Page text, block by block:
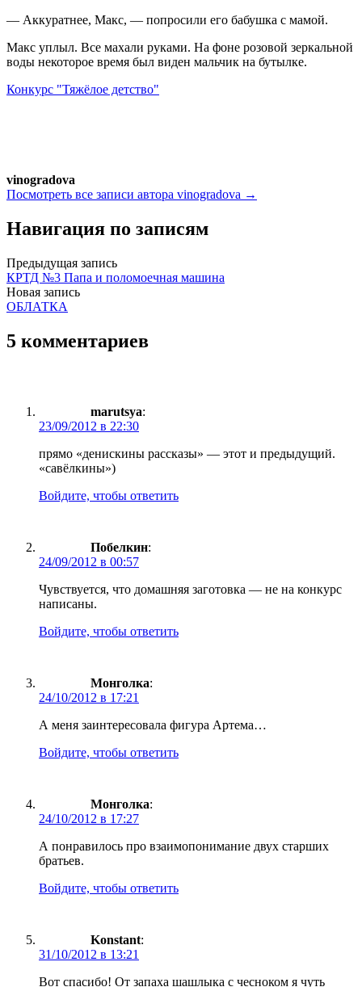
— Аккуратнее, Макс, — попросили его бабушка с мамой.
Макс уплыл. Все махали руками. На фоне розовой зеркальной
воды некоторое время был виден мальчик на бутылке.
Конкурс "Тяжёлое детство"
vinogradova
Посмотреть все записи автора vinogradova →
Навигация по записям
Предыдущая запись
КРТД №3 Папа и поломоечная машина
Новая запись
ОБЛАТКА
5 комментариев
marutsya:
23/09/2012 в 22:30
прямо «денискины рассказы» — этот и предыдущий.
«савёлкины»)
Войдите, чтобы ответить
Побелкин:
24/09/2012 в 00:57
Чувствуется, что домашняя заготовка — не на конкурс
написаны.
Войдите, чтобы ответить
Монголка:
24/10/2012 в 17:21
А меня заинтересовала фигура Артема…
Войдите, чтобы ответить
Монголка:
24/10/2012 в 17:27
А понравилось про взаимопонимание двух старших
братьев.
Войдите, чтобы ответить
Konstant:
31/10/2012 в 13:21
Вот спасибо! От запаха шашлыка с чесноком я чуть